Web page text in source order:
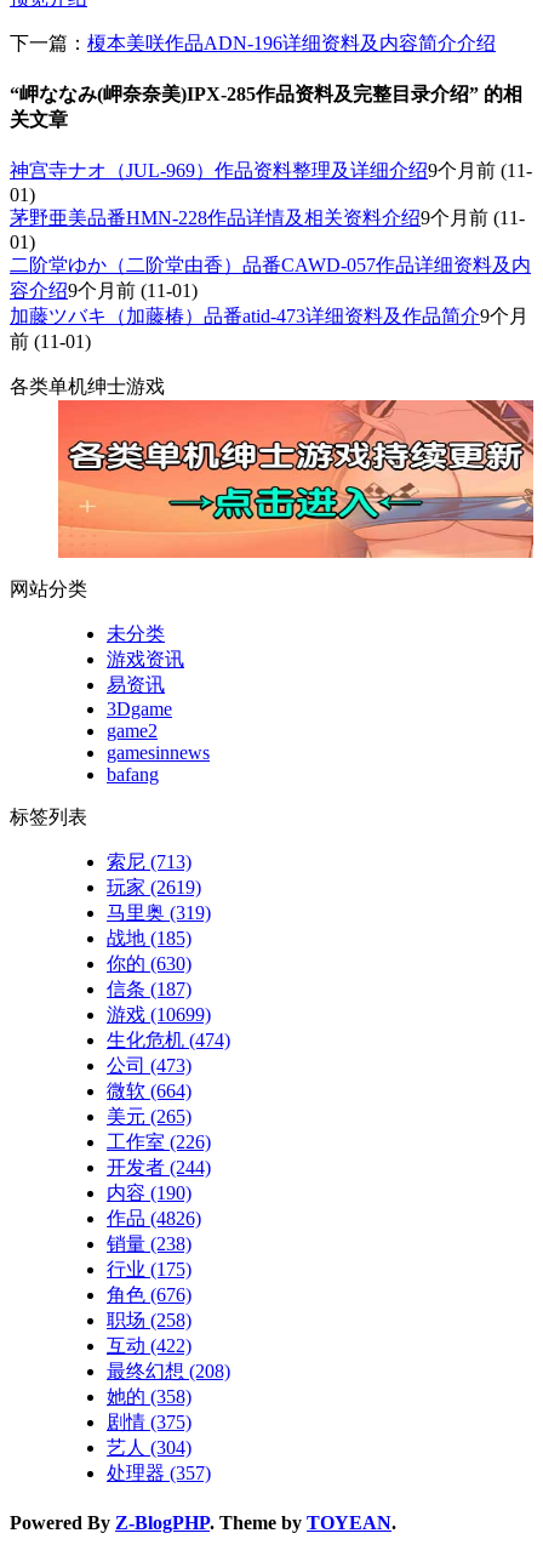
下一篇： 榎本美咲作品ADN-196详细资料及内容简介介绍
“岬ななみ(岬奈奈美)IPX-285作品资料及完整目录介绍” 的相
关文章
神宫寺ナオ（JUL-969）作品资料整理及详细介绍9个月前 (11-
01)
茅野亜美品番HMN-228作品详情及相关资料介绍9个月前 (11-
01)
二阶堂ゆか（二阶堂由香）品番CAWD-057作品详细资料及内
容介绍9个月前 (11-01)
加藤ツバキ（加藤椿）品番atid-473详细资料及作品简介9个月
前 (11-01)
各类单机绅士游戏
网站分类
未分类
游戏资讯
易资讯
3Dgame
game2
gamesinnews
bafang
标签列表
索尼 (713)
玩家 (2619)
马里奥 (319)
战地 (185)
你的 (630)
信条 (187)
游戏 (10699)
生化危机 (474)
公司 (473)
微软 (664)
美元 (265)
工作室 (226)
开发者 (244)
内容 (190)
作品 (4826)
销量 (238)
行业 (175)
角色 (676)
职场 (258)
互动 (422)
最终幻想 (208)
她的 (358)
剧情 (375)
艺人 (304)
处理器 (357)
Powered By Z-BlogPHP. Theme by TOYEAN.